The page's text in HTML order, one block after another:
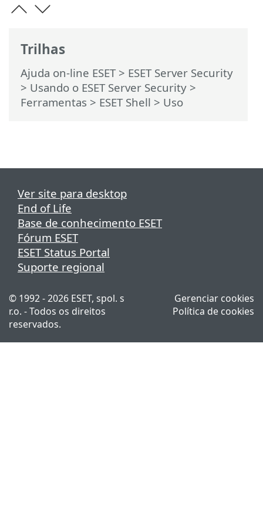
Trilhas
Ajuda on-line ESET> ESET Server Security
> Usando o ESET Server Security >
Ferramentas > ESET Shell > Uso
Ver site para desktop
End of Life
Base de conhecimento ESET
Fórum ESET
ESET Status Portal
Suporte regional
© 1992 - 2026 ESET, spol. s
r.o. - Todos os direitos
reservados.
Gerenciar cookies
Política de cookies